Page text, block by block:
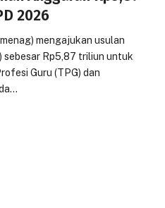
2026
mengajukan usulan
sebesar Rp5,87 triliun untuk
Guru (TPG) dan